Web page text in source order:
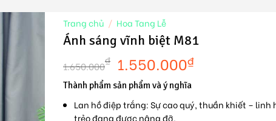
Trang chủ / Hoa Tang Lễ
Ánh sáng vĩnh biệt M81
1.650.000₫ 1.550.000₫
Thành phẩm sản phẩm và ý nghĩa
Lan hồ điệp trắng:Sự cao quý, thuần khiết – linh
trẻo đang được nâng đỡ.